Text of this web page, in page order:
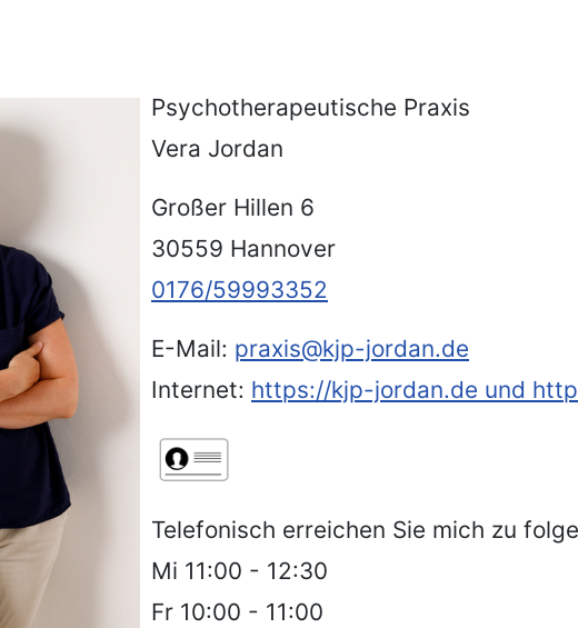
Psychotherapeutische Praxis
Vera Jordan
Großer Hillen 6
30559 Hannover
0176/59993352
E-Mail: praxis@kjp-jordan.de
Internet: https://kjp-jordan.de und
Telefonisch erreichen Sie mich zu
Mi 11:00 - 12:30
Fr 10:00 - 11:00